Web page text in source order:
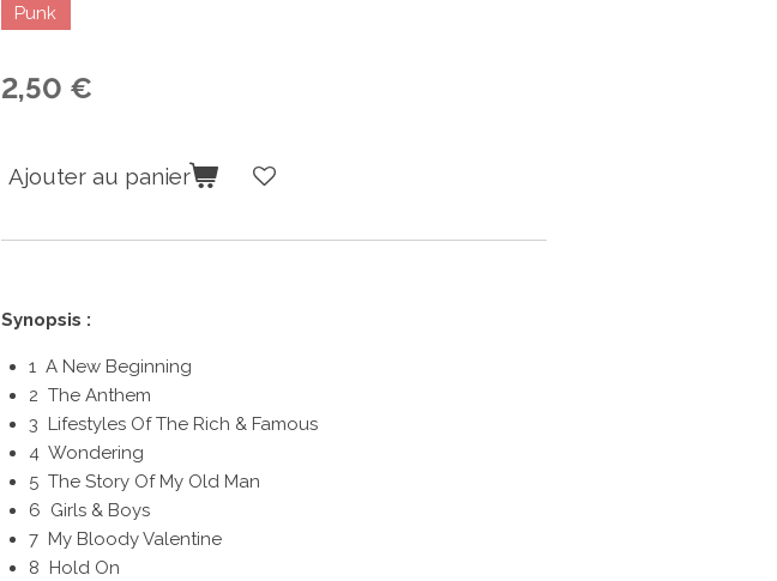
Punk
2,50 €
Ajouter au panier
Synopsis :
1 A New Beginning
2 The Anthem
3 Lifestyles Of The Rich & Famous
4 Wondering
5 The Story Of My Old Man
6 Girls & Boys
7 My Bloody Valentine
8 Hold On